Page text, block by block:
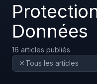
Données
16 articles publiés
Tous les articles